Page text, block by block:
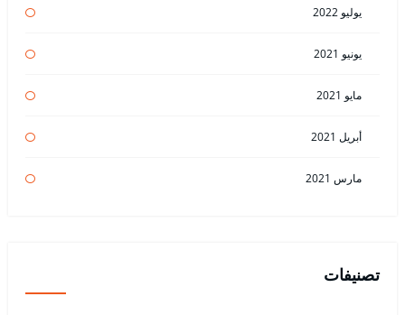
يوليو 2022
يونيو 2021
مايو 2021
أبريل 2021
مارس 2021
تصنيفات